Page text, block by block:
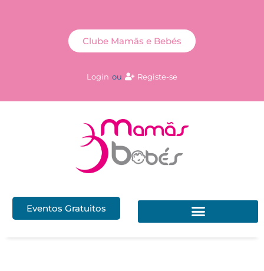
Login ou Registe-se
Clube Mamãs e Bebés
Eventos Gratuitos